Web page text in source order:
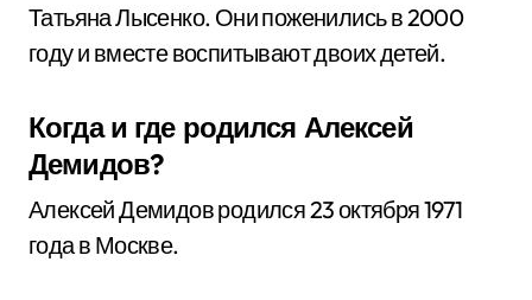
Татьяна Лысенко. Они поженились в 2000
году и вместе воспитывают двоих детей.
Когда и где родился Алексей
Демидов?
Алексей Демидов родился 23 октября 1971
года в Москве.